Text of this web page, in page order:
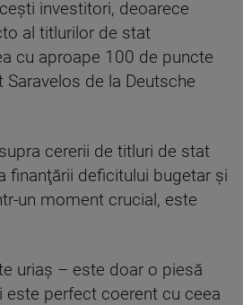
investitori, deoarece
al titlurilor de stat
cu aproape 100 de puncte
Saravelos de la Deutsche
cererii de titluri de stat
finanţării deficitului bugetar şi
un moment crucial, este
uriaş – este doar o piesă
este perfect coerent cu ceea